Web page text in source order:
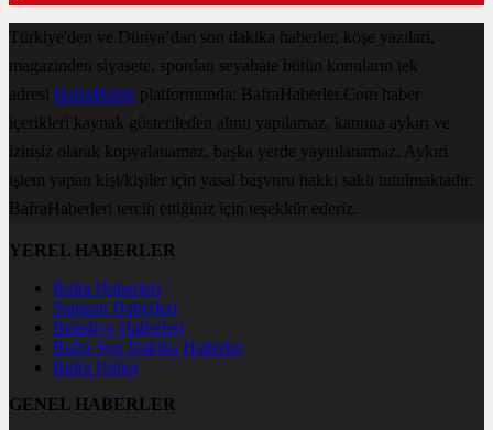
Türkiye'den ve Dünya’dan son dakika haberler, köşe yazıları,
magazinden siyasete, spordan seyahate bütün konuların tek
adresi BafraHaberplatformunda; BafraHaberler.Com haber
içerikleri kaynak gösterileden alıntı yapılamaz, kanuna aykırı ve
izinsiz olarak kopyalanamaz, başka yerde yayınlanamaz. Aykırı
işlem yapan kişi/kişiler için yasal başvuru hakkı saklı tutulmaktadır.
BafraHaberleri tercih ettiğiniz için teşekkür ederiz.
YEREL HABERLER
Bafra Haberleri
Samsun Haberleri
Belediye Haberleri
Bafra Son Dakika Haberler
Bafra Haber
GENEL HABERLER